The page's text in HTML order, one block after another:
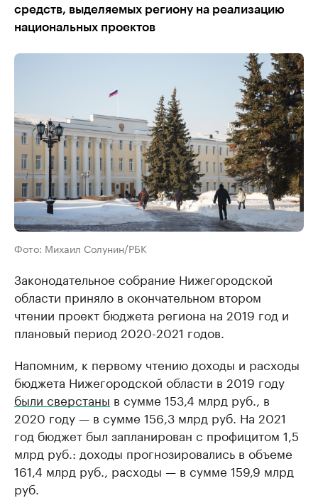
средств, выделяемых региону на реализацию
национальных проектов
Фото: Михаил Солунин/РБК
Законодательное собрание Нижегородской
области приняло в окончательном втором
чтении проект бюджета региона на 2019 год и
плановый период 2020-2021 годов.
Напомним, к первому чтению доходы и расходы
бюджета Нижегородской области в 2019 году
были сверстаны в сумме 153,4 млрд руб., в
2020 году — в сумме 156,3 млрд руб. На 2021
год бюджет был запланирован с профицитом 1,5
млрд руб.: доходы прогнозировались в объеме
161,4 млрд руб., расходы — в сумме 159,9 млрд
руб.